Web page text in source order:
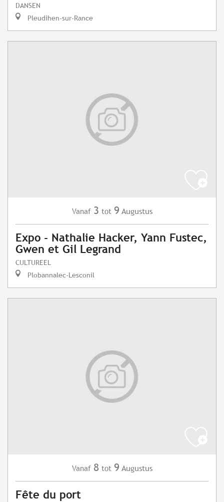
DANSEN
Pleudihen-sur-Rance
Vanaf 3 tot 9 Augustus
Expo - Nathalie Hacker, Yann Fustec,
Gwen et Gil Legrand
CULTUREEL
Plobannalec-Lesconil
Vanaf 8 tot 9 Augustus
Fête du port